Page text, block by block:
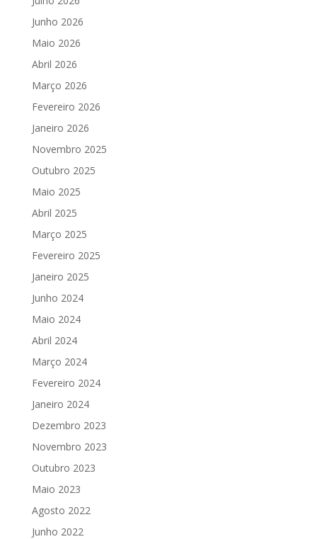
Junho 2026
Maio 2026
Abril 2026
Março 2026
Fevereiro 2026
Janeiro 2026
Novembro 2025
Outubro 2025
Maio 2025
Abril 2025
Março 2025
Fevereiro 2025
Janeiro 2025
Junho 2024
Maio 2024
Abril 2024
Março 2024
Fevereiro 2024
Janeiro 2024
Dezembro 2023
Novembro 2023
Outubro 2023
Maio 2023
Agosto 2022
Junho 2022